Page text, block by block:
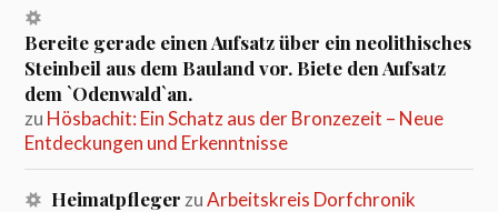
Bereite gerade einen Aufsatz über ein neolithisches
Steinbeil aus dem Bauland vor. Biete den Aufsatz
dem `Odenwald`an.
zu Hösbachit: Ein Schatz aus der Bronzezeit – Neue
Entdeckungen und Erkenntnisse
Heimatpfleger zuArbeitskreis Dorfchronik